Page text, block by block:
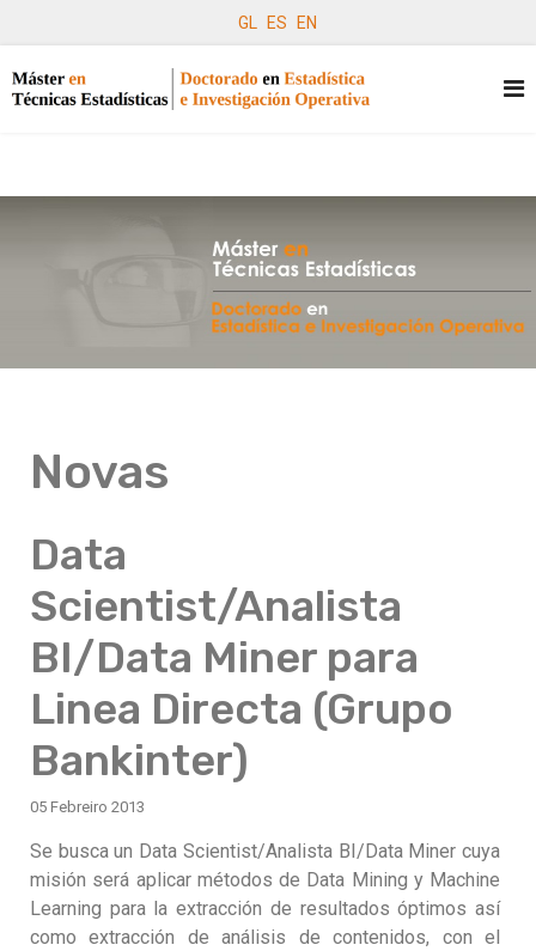
GL ES EN
Novas
Data
Scientist/Analista
BI/Data Miner para
Linea Directa (Grupo
Bankinter)
05 Febreiro 2013
Se busca un Data Scientist/Analista BI/Data Miner cuya
misión será aplicar métodos de Data Mining y Machine
Learning para la extracción de resultados óptimos así
como extracción de análisis de contenidos, con el